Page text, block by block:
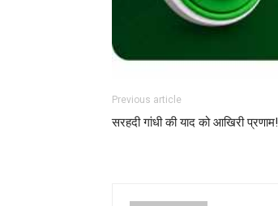
Previous article
सरहदी गांधी की याद को आखिरी प्रणाम!